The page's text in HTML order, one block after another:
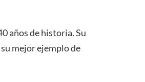
años de historia. Su
mejor ejemplo de